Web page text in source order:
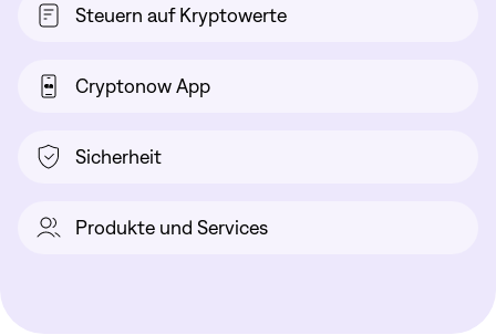
Steuern auf Kryptowerte
Cryptonow App
Sicherheit
Produkte und Services